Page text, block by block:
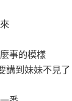
事的模樣
講到妹妹不見了